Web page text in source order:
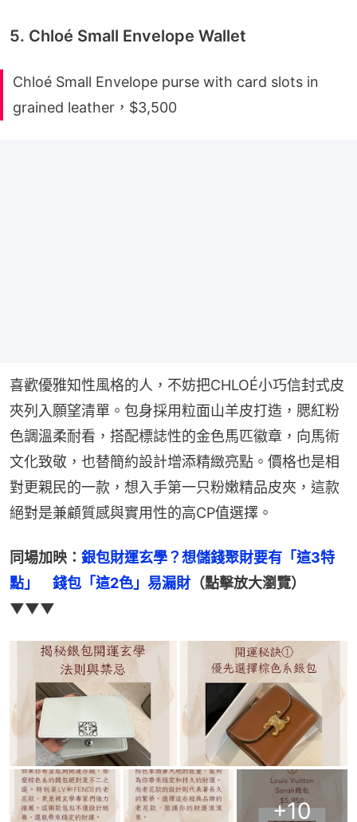
5. Chloé Small Envelope Wallet
Chloé Small Envelope purse with card slots in
grained leather，$3,500
喜歡優雅知性風格的人，不妨把CHLOÉ小巧信封式皮
夾列入願望清單。包身採用粒面山羊皮打造，腮紅粉
色調溫柔耐看，搭配標誌性的金色馬匹徽章，向馬術
文化致敬，也替簡約設計增添精緻亮點。價格也是相
對更親民的一款，想入手第一只粉嫩精品皮夾，這款
絕對是兼顧質感與實用性的高CP值選擇。
同場加映： 銀包財運玄學？想儲錢聚財要有「這3特
點」　錢包「這2色」易漏財 （點擊放大瀏覽）
▼▼▼
+10